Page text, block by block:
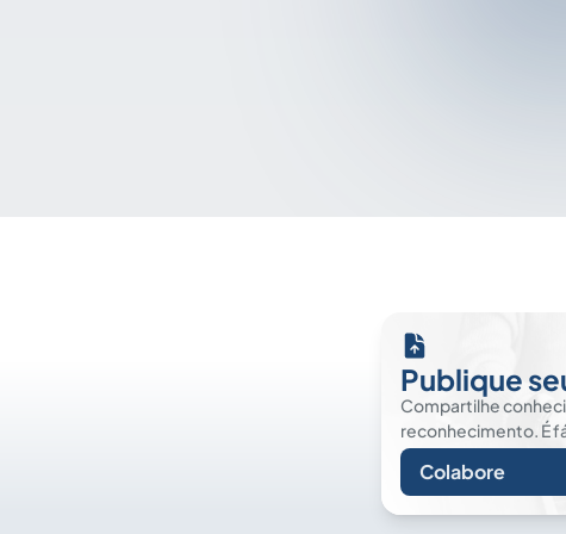
Publique
Compartilhe
reconhecimento. É
Colabore